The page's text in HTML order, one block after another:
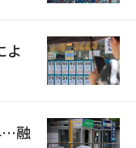
よ
…融